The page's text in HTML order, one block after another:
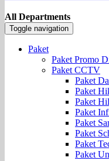
All Departments
Toggle navigation
Paket
Paket Promo
Paket CCTV
Paket
Paket
Paket
Paket
Paket
Paket
Paket
Paket